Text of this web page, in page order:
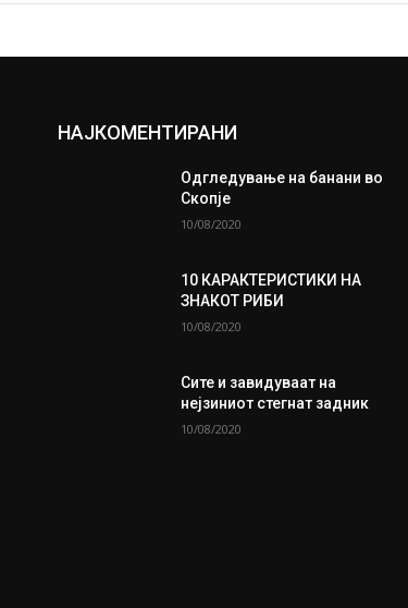
НАЈКОМЕНТИРАНИ
Одгледување на банани во
Скопје
10/08/2020
10 КАРАКТЕРИСТИКИ НА
ЗНАКОТ РИБИ
10/08/2020
Сите и завидуваат на
нејзиниот стегнат задник
10/08/2020